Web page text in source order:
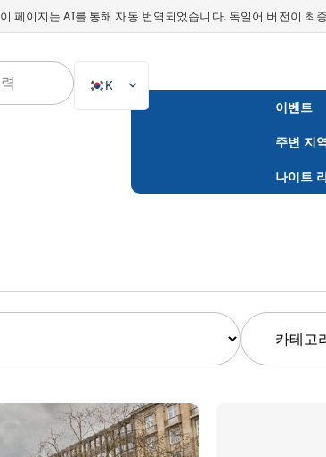
이 페이지는 AI를 통해 자동 번역되었습니다. 독일어 버전이 최
DE
DA
TR
RU
이벤트
주변 지
나이트